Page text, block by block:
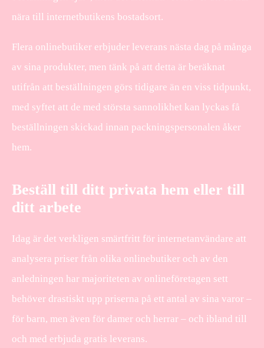
nära till internetbutikens bostadsort.
Flera onlinebutiker erbjuder leverans nästa dag på många
av sina produkter, men tänk på att detta är beräknat
utifrån att beställningen görs tidigare än en viss tidpunkt,
med syftet att de med största sannolikhet kan lyckas få
beställningen skickad innan packningspersonalen åker
hem.
Beställ till ditt privata hem eller till
ditt arbete
Idag är det verkligen smärtfritt för internetanvändare att
analysera priser från olika onlinebutiker och av den
anledningen har majoriteten av onlineföretagen sett
behöver drastiskt upp priserna på ett antal av sina varor –
för barn, men även för damer och herrar – och ibland till
och med erbjuda gratis leverans.